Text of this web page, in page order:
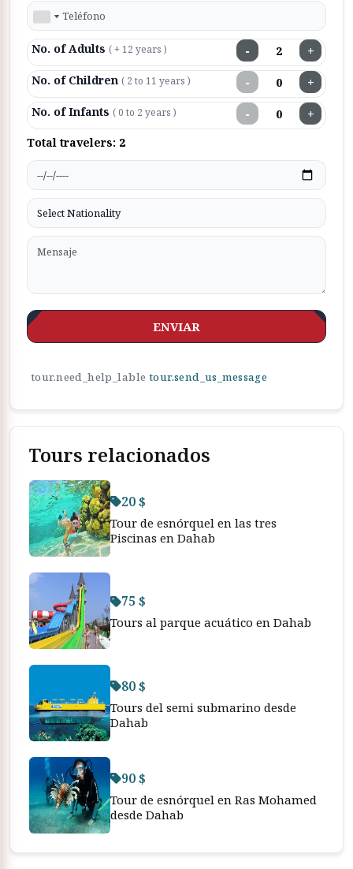
No. of Adults ( + 12 years ) − +
No. of Children ( 2 to 11 years ) − +
No. of Infants ( 0 to 2 years ) − +
Total travelers: 2
ENVIAR
tour.need_help_lable tour.send_us_message
Tours relacionados
20 $
Tour de esnórquel en las tres
Piscinas en Dahab
75 $
Tours al parque acuático en Dahab
80 $
Tours del semi submarino desde
Dahab
90 $
Tour de esnórquel en Ras Mohamed
desde Dahab